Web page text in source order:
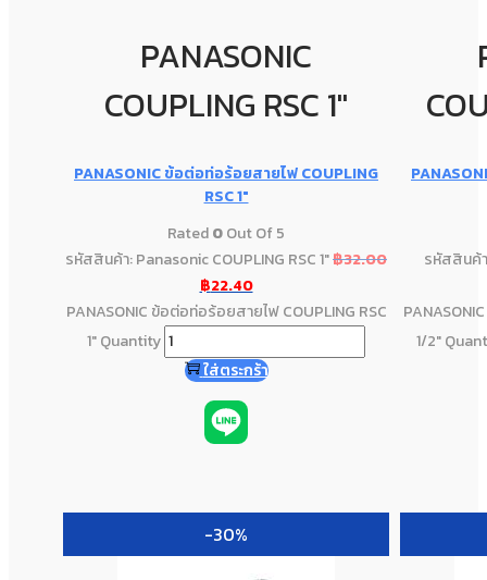
PANASONIC
COUPLING RSC 1"
PANASONIC ข้อต่อท่อร้อยสายไฟ COUPLING
RSC 1″
Rated0Out Of 5
รหัสสินค้า: Panasonic COUPLING RSC 1"฿32.00
฿22.40
PANASONIC ข้อต่อท่อร้อยสายไฟ COUPLING RSC
1" Quantity
ใส่ตระกร้า
รหัสสินค้า
1/2"
-30%